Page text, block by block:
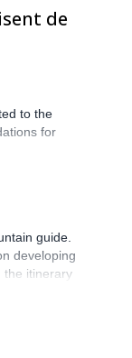
de
to the
for
guide.
developing
the itinerary